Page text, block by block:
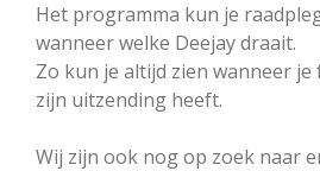
Het programma kun je
wanneer welke Deejay draait.
Zo kun je altijd zien wanneer
zijn uitzending heeft.
Wij zijn ook nog op zoek naar